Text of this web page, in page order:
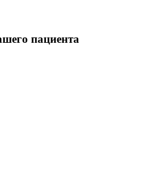
пациента